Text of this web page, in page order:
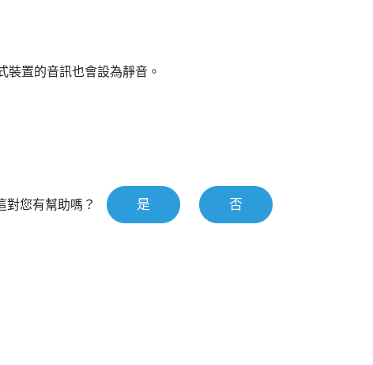
裝置的音訊也會設為靜音。
對您有幫助嗎？ 是 否